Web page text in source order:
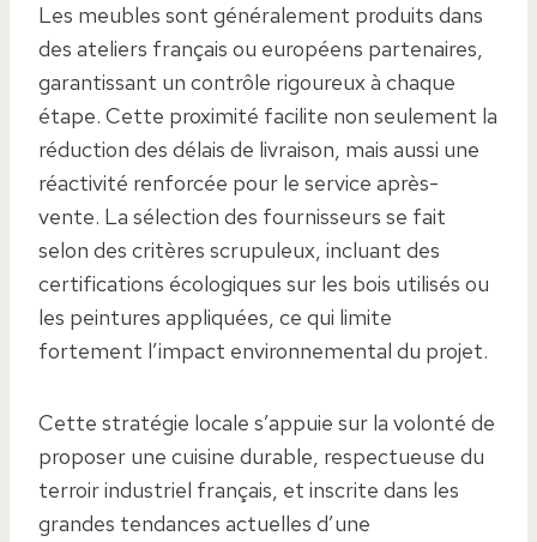
Les meubles sont généralement produits dans
des ateliers français ou européens partenaires,
garantissant un contrôle rigoureux à chaque
étape. Cette proximité facilite non seulement la
réduction des délais de livraison, mais aussi une
réactivité renforcée pour le service après-
vente. La sélection des fournisseurs se fait
selon des critères scrupuleux, incluant des
certifications écologiques sur les bois utilisés ou
les peintures appliquées, ce qui limite
fortement l’impact environnemental du projet.
Cette stratégie locale s’appuie sur la volonté de
proposer une cuisine durable, respectueuse du
terroir industriel français, et inscrite dans les
grandes tendances actuelles d’une